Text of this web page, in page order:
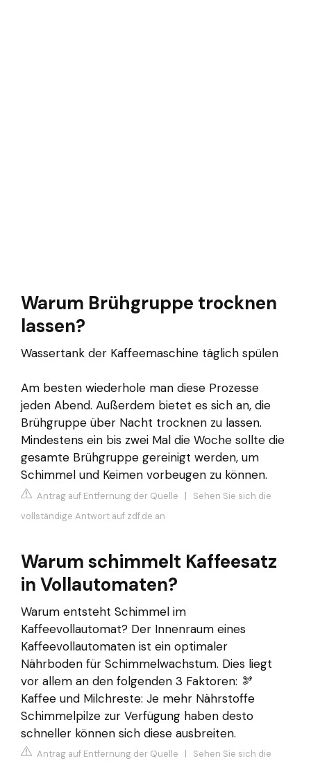
Warum Brühgruppe trocknen
lassen?
Wassertank der Kaffeemaschine täglich spülen
Am besten wiederhole man diese Prozesse
jeden Abend. Außerdem bietet es sich an, die
Brühgruppe über Nacht trocknen zu lassen.
Mindestens ein bis zwei Mal die Woche sollte die
gesamte Brühgruppe gereinigt werden, um
Schimmel und Keimen vorbeugen zu können.
Antrag auf Entfernung der Quelle | Sehen Sie sich die
vollständige Antwort auf zdf.de an
Warum schimmelt Kaffeesatz
in Vollautomaten?
Warum entsteht Schimmel im
Kaffeevollautomat? Der Innenraum eines
Kaffeevollautomaten ist ein optimaler
Nährboden für Schimmelwachstum. Dies liegt
vor allem an den folgenden 3 Faktoren: 🫘
Kaffee und Milchreste: Je mehr Nährstoffe
Schimmelpilze zur Verfügung haben desto
schneller können sich diese ausbreiten.
Antrag auf Entfernung der Quelle | Sehen Sie sich die